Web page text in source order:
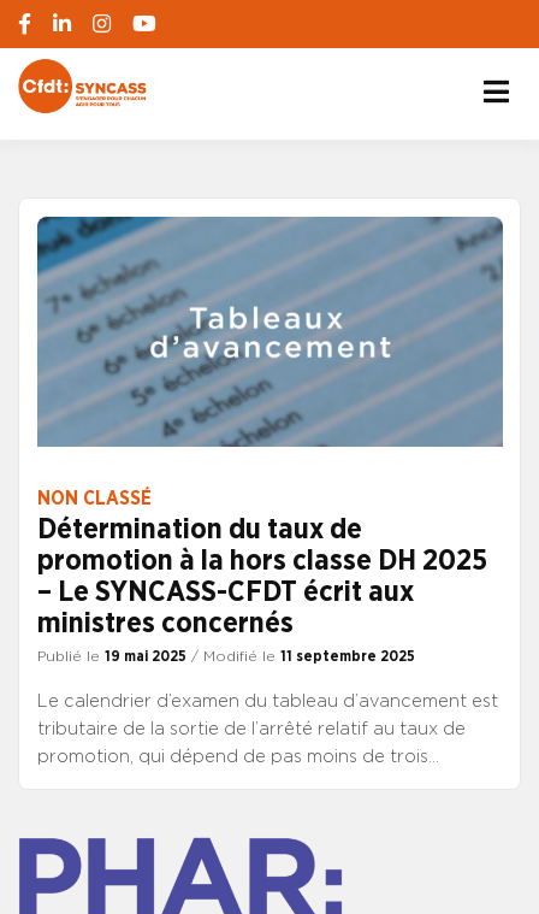
NON CLASSÉ
Détermination du taux de
promotion à la hors classe DH 2025
– Le SYNCASS-CFDT écrit aux
ministres concernés
Publié le 19 mai 2025 / Modifié le 11 septembre 2025
Le calendrier d’examen du tableau d’avancement est
tributaire de la sortie de l’arrêté relatif au taux de
promotion, qui dépend de pas moins de trois
SYNCASS-CFDT a analysé les effets du taux de
promotion de 2021 à 2024 sur la structure par grade
du corps de DH. Vous trouverez ces éléments dans